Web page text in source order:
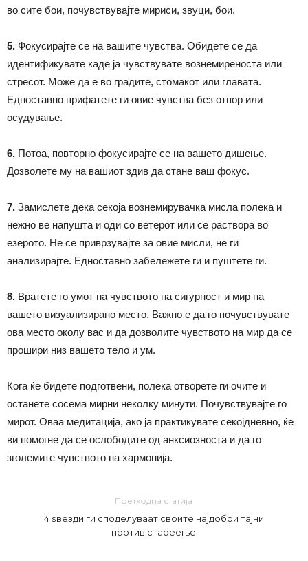
во сите бои, почувствувајте мириси, звуци, бои.
5. Фокусирајте се на вашите чувства. Обидете се да
идентификувате каде ја чувствувате вознемиреноста или
стресот. Може да е во градите, стомакот или главата.
Едноставно прифатете ги овие чувства без отпор или
осудување.
6. Потоа, повторно фокусирајте се на вашето дишење.
Дозволете му на вашиот здив да стане ваш фокус.
7. Замислете дека секоја вознемирувачка мисла полека и
нежно ве напушта и оди со ветерот или се раствора во
езерото. Не се приврзувајте за овие мисли, не ги
анализирајте. Едноставно забележете ги и пуштете ги.
8. Вратете го умот на чувството на сигурност и мир на
вашето визуализирано место. Важно е да го почувствувате
ова место околу вас и да дозволите чувството на мир да се
прошири низ вашето тело и ум.
Кога ќе бидете подготвени, полека отворете ги очите и
останете сосема мирни неколку минути. Почувствувајте го
мирот. Оваа медитација, ако ја практикувате секојдневно, ќе
ви помогне да се ослободите од анксиозноста и да го
зголемите чувството на хармонија.
Претходна статија
4 ѕвезди ги споделуваат своите најдобри тајни
против стареење